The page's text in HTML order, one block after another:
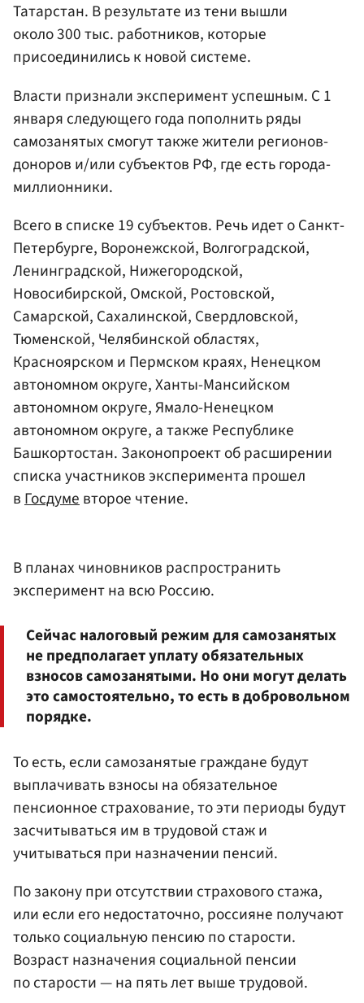
Татарстан. В результате из тени вышли
около 300 тыс. работников, которые
присоединились к новой системе.
Власти признали эксперимент успешным. С 1
января следующего года пополнить ряды
самозанятых смогут также жители регионов-
доноров и/или субъектов РФ, где есть города-
миллионники.
Всего в списке 19 субъектов. Речь идет о Санкт-
Петербурге, Воронежской, Волгоградской,
Ленинградской, Нижегородской,
Новосибирской, Омской, Ростовской,
Самарской, Сахалинской, Свердловской,
Тюменской, Челябинской областях,
Красноярском и Пермском краях, Ненецком
автономном округе, Ханты-Мансийском
автономном округе, Ямало-Ненецком
автономном округе, а также Республике
Башкортостан. Законопроект об расширении
списка участников эксперимента прошел
вГосдумевторое чтение.
В планах чиновников распространить
эксперимент на всю Россию.
Сейчас налоговый режим для самозанятых
не предполагает уплату обязательных
взносов самозанятыми. Но они могут делать
это самостоятельно, то есть в добровольном
порядке.
То есть, если самозанятые граждане будут
выплачивать взносы на обязательное
пенсионное страхование, то эти периоды будут
засчитываться им в трудовой стаж и
учитываться при назначении пенсий.
По закону при отсутствии страхового стажа,
или если его недостаточно, россияне получают
только социальную пенсию по старости.
Возраст назначения социальной пенсии
по старости — на пять лет выше трудовой.